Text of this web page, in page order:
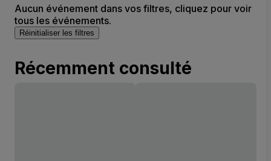
Aucun événement dans vos filtres, cliquez pour voir
tous les événements.
Réinitialiser les filtres
Récemment consulté